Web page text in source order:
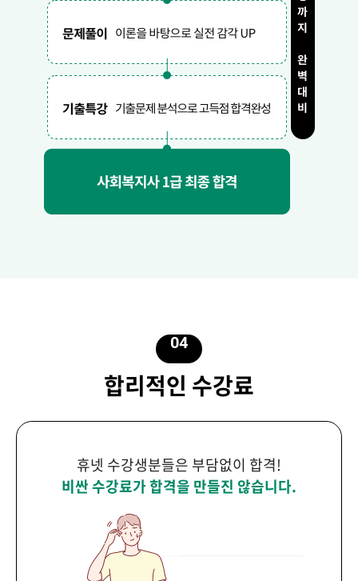
04
합리적인 수강료
휴넷 수강생분들은 부담없이 합격!
비싼 수강료가 합격을 만들진 않습니다.